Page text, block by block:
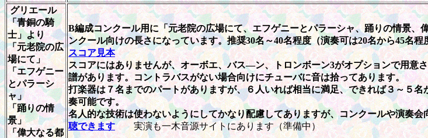
グリエール
「青銅の騎
士」より
「元老院の広
場にて」
「エフゲニー
とパラーシ
ャ」
「踊りの情
景」
「偉大なる都
B編成コンクール用に「元老院の広場にて、エフゲニーとパラーシャ、踊りの情景、
ンクール向けの長さになっています。推奨30名～40名程度（演奏可は20名から45名
スコア見本
スコアにはありませんが、オーボエ、バス―ン、トロンボーン3がオプションで用意
譜があります。コントラバスがない場合向けにチューバに音は拾ってあります。
打楽器は７名までのパートがありますが、６人いれば相当に満足、できれば３～５
奏可能です。
名人的な技術は使わないようにしてかなり配慮してありますが、コンクールや演奏
聴できます実演も一木音源サイトにあります（準備中）